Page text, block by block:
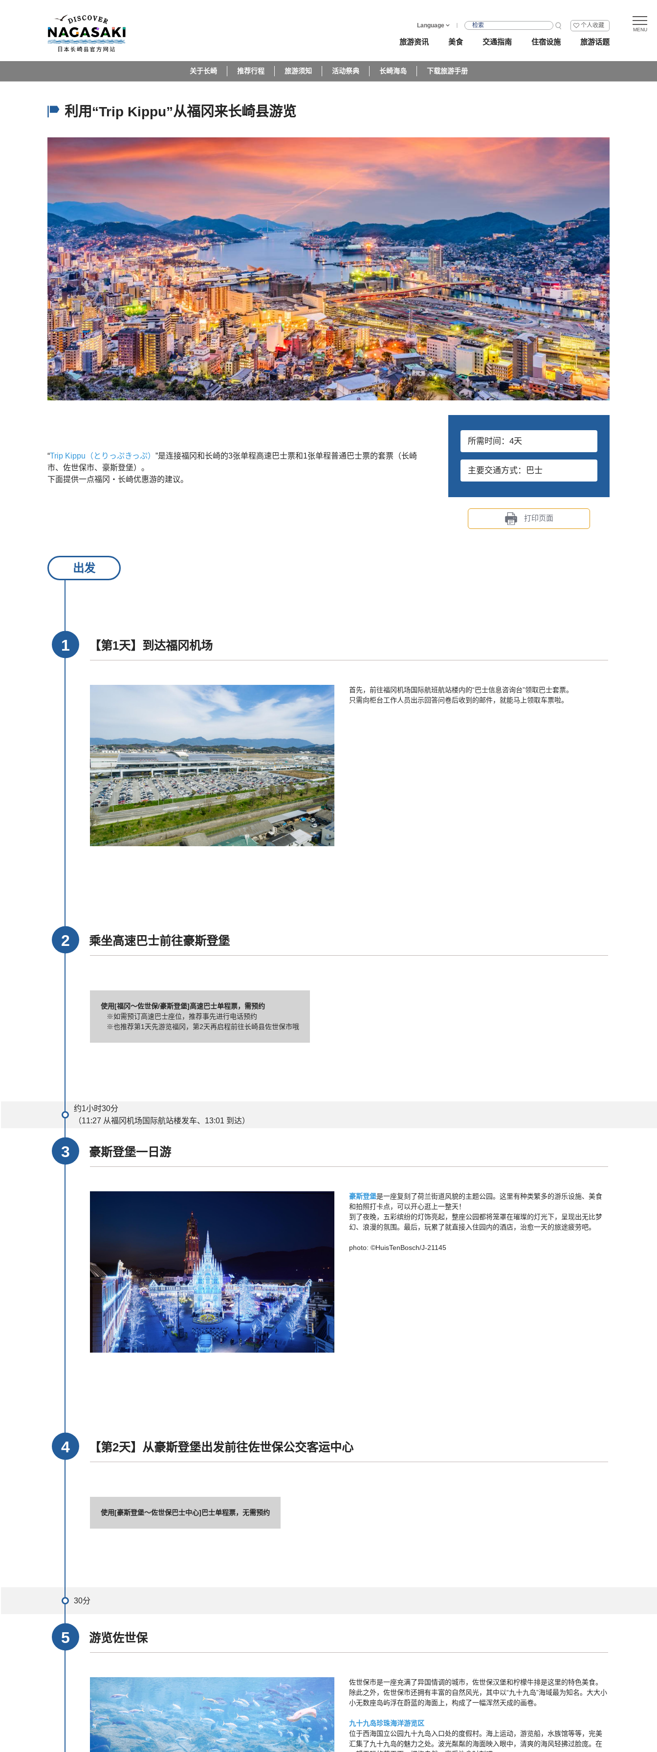
Language 个人收藏
旅游资讯 美食 交通指南 住宿设施 旅游话题
关于长崎 推荐行程 旅游须知 活动祭典 长崎海岛 下载旅游手册
利用“Trip Kippu”从福冈来长崎县游览
“Trip Kippu （とりっぷきっぷ） ”是连接福冈和长崎的3张单程高速巴士票和1张单程普通巴士票的套票（长崎
市、佐世保市、豪斯登堡）。
下面提供一点福冈・长崎优惠游的建议。
所需时间：4天
主要交通方式：巴士
打印页面
出发
【第1天】到达福冈机场
首先，前往福冈机场国际航班航站楼内的“巴士信息咨询台”领取巴士套票。
只需向柜台工作人员出示回答问卷后收到的邮件，就能马上领取车票啦。
乘坐高速巴士前往豪斯登堡
使用[福冈～佐世保/豪斯登堡]高速巴士单程票，需预约
※如需预订高速巴士座位，推荐事先进行电话预约
※也推荐第1天先游览福冈，第2天再启程前往长崎县佐世保市哦
约1小时30分
（11:27 从福冈机场国际航站楼发车、13:01 到达）
豪斯登堡一日游
豪斯登堡是一座复刻了荷兰街道风貌的主题公园。这里有种类繁多的游乐设施、美食
和拍照打卡点，可以开心逛上一整天！
到了夜晚，五彩缤纷的灯饰亮起，整座公园都将笼罩在璀璨的灯光下，呈现出无比梦
幻、浪漫的氛围。最后，玩累了就直接入住园内的酒店，治愈一天的旅途疲劳吧。
photo: ©HuisTenBosch/J-21145
【第2天】从豪斯登堡出发前往佐世保公交客运中心
使用[豪斯登堡～佐世保巴士中心]巴士单程票，无需预约
30分
游览佐世保
佐世保市是一座充满了异国情调的城市，佐世保汉堡和柠檬牛排是这里的特色美食。
除此之外，佐世保市还拥有丰富的自然风光，其中以“九十九岛”海域最为知名。大大小
小无数座岛屿浮在蔚蓝的海面上，构成了一幅浑然天成的画卷。
九十九岛珍珠海洋游览区
位于西海国立公园九十九岛入口处的度假村。海上运动，游览船，水族馆等等，完美
汇集了九十九岛的魅力之处。波光粼粼的海面映入眼中，清爽的海风轻拂过脸庞。在